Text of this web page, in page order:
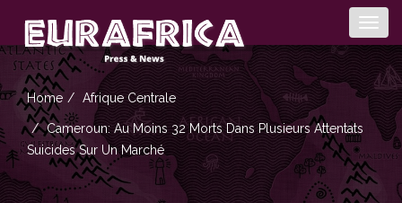
Home Afrique Centrale
Cameroun: Au Moins 32 Morts Dans Plusieurs Attentats
Suicides Sur Un Marché